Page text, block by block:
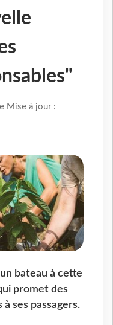
Mise à jour :
bateau à cette
promet des
ses passagers.